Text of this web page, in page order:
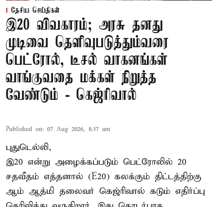
தேசிய செய்திகள்
இ20 விவகாரம்; அரசு தனது
முடிவை தெளிவுபடுத்தும்வரை
பெட்ரோல், டீசல் வாகனங்கள்
வாங்குவதை மக்கள் நிறுத்த
வேண்டும் - கெஜ்ரிவால்
Published on: 07 Aug 2026, 8:37 am
புதுடெல்லி,
இ20 என்று அழைக்கப்படும் பெட்ரோலில் 20
சதவீதம் எத்தனால் (E20) கலக்கும் திட்டத்திற்கு
ஆம் ஆத்மி தலைவர் கெஜ்ரிவால் கடும் எதிர்ப்பு